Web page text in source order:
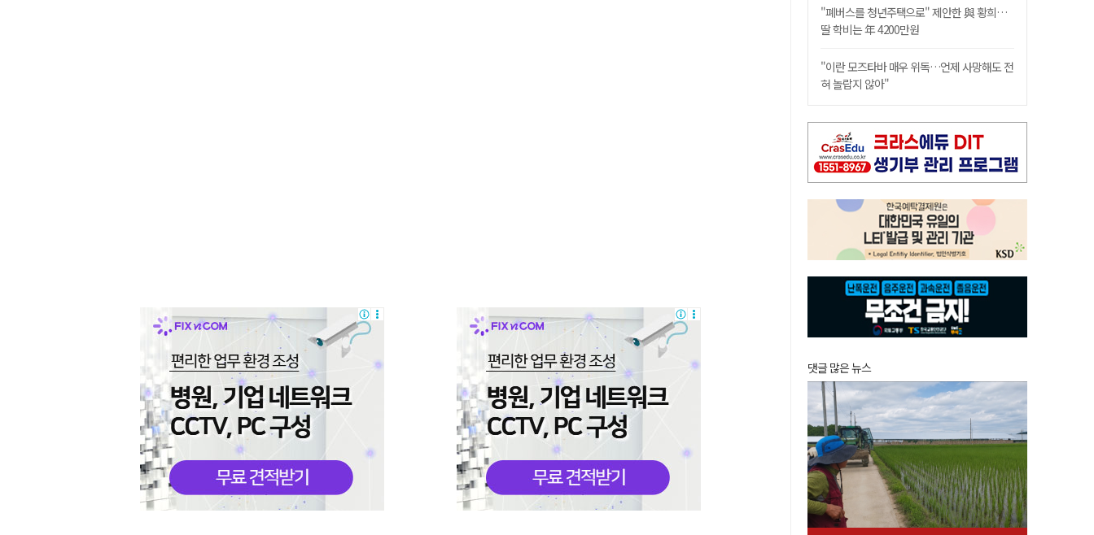
"폐버스를 청년주택으로" 제안한 與 황희…
딸 학비는 年 4200만원
"이란 모즈타바 매우 위독…언제 사망해도 전
혀 놀랍지 않아"
댓글 많은 뉴스